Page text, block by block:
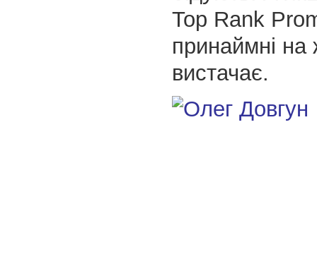
Top Rank
принаймні на
вистачає.